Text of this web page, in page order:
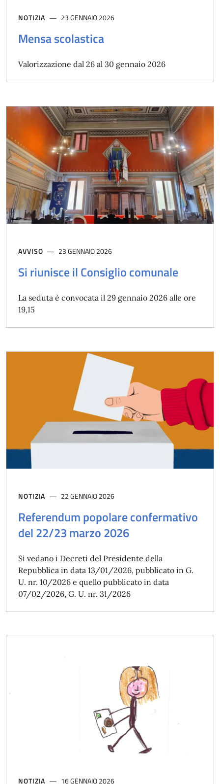
NOTIZIA 23 GENNAIO 2026
Mensa scolastica
Valorizzazione dal 26 al 30 gennaio 2026
AVVISO 23 GENNAIO 2026
Si riunisce il Consiglio comunale
La seduta è convocata il 29 gennaio 2026 alle ore
19,15
NOTIZIA 22 GENNAIO 2026
Referendum popolare confermativo
del 22/23 marzo 2026
Si vedano i Decreti del Presidente della
Repubblica in data 13/01/2026, pubblicato in G.
U. nr. 10/2026 e quello pubblicato in data
07/02/2026, G. U. nr. 31/2026
NOTIZIA 16 GENNAIO 2026